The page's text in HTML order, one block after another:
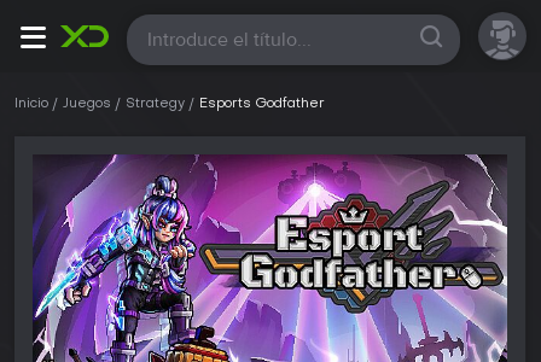
Todas
Inicio Juegos Strategy Esports Godfather